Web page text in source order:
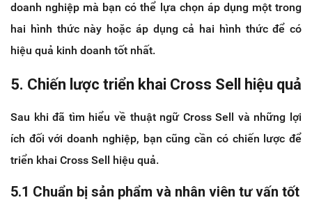
doanh nghiệp mà bạn có thể lựa chọn áp dụng một trong
hai hình thức này hoặc áp dụng cả hai hình thức để có
hiệu quả kinh doanh tốt nhất.
5. Chiến lược triển khai Cross Sell hiệu quả
Sau khi đã tìm hiểu về thuật ngữ Cross Sell và những lợi
ích đối với doanh nghiệp, bạn cũng cần có chiến lược để
triển khai Cross Sell hiệu quả.
5.1 Chuẩn bị sản phẩm và nhân viên tư vấn tốt